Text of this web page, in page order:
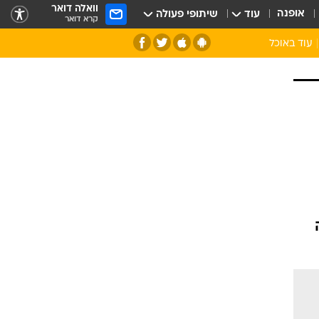
אופנה עוד שיתופי פעולה וואלה דואר
קרא דואר
עוד באוכל